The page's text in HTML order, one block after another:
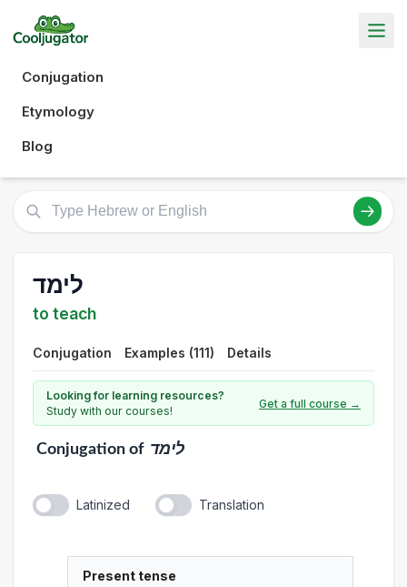
Conjugation
Etymology
Blog
לימד
to teach
Conjugation Examples (111) Details
Looking for learning resources?
Study with our courses!
Get a full course →
Conjugationof לימד
Latinized Translation
Present tense